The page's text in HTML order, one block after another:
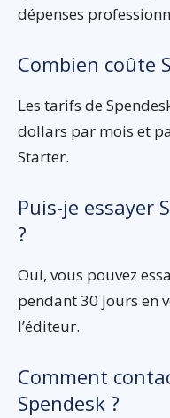
dépenses
Combien coûte
Les tarifs de
dollars par mois et
Starter.
Puis-je essayer
?
Oui, vous pouvez
pendant 30 jours en
l’éditeur.
Comment
Spendesk ?